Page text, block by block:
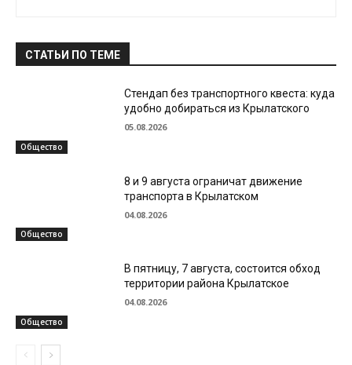
СТАТЬИ ПО ТЕМЕ
Общество
Стендап без транспортного квеста: куда
удобно добираться из Крылатского
05.08.2026
Общество
8 и 9 августа ограничат движение
транспорта в Крылатском
04.08.2026
Общество
В пятницу, 7 августа, состоится обход
территории района Крылатское
04.08.2026